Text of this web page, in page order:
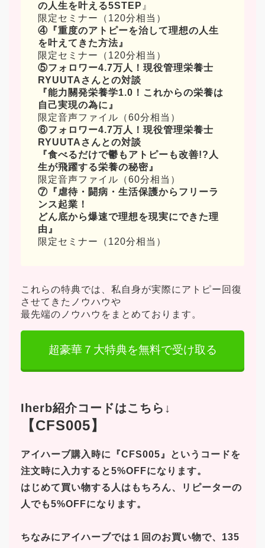
の人生を叶える5STEP 』
限定セミナー（120分相当）
④ 『重度のアトピーを治して理想の人生
を叶えてきた方法』
限定セミナー（120分相当）
⑤フォロワー4.7万人！現役管理栄養士
RYUUTAさんとの対談
『能力關発栄養学1.0！これからの栄養は
自己実現の為に』
限定音声ファイル（60分相当）
⑥フォロワー4.7万人！現役管理栄養士
RYUUTAさんとの対談
『食べるだけで鬱もアトピーも改善!?人
生が飛躍する栄養の秘密』
限定音声ファイル（60分相当）
⑦ 『虐待・闘病・生活保護からフリーラ
ンス起業！
どん底から爆速で理想を現実にできた理
由』
限定セミナー（120分相当）
これらの特典では、私自身が実際にアトピー回復
させてきたノウハウや
最先端のノウハウをまとめております。
超豪華７大特典を無料で受け取る
Iherb紹介コードはこちら↓
【CFS005】
アイハーブ購入時に『CFS005』というコードを
注文時に入力すると5%OFFになります。
はじめて買い物する人はもちろん、
リピーターの
人でも5%OFFになります。
ちなみにアイハーブでは１回のお買い物で、135